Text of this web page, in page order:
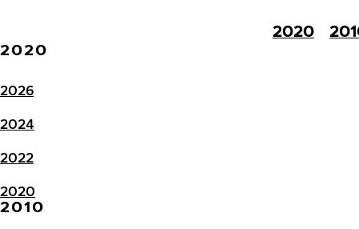
2020
2020
2026
2024
2022
2020
2010